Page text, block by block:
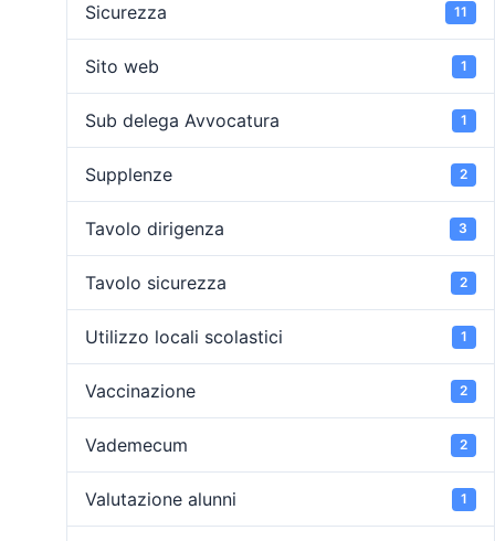
Sicurezza 11
Sito web 1
Sub delega Avvocatura 1
Supplenze 2
Tavolo dirigenza 3
Tavolo sicurezza 2
Utilizzo locali scolastici 1
Vaccinazione 2
Vademecum 2
Valutazione alunni 1